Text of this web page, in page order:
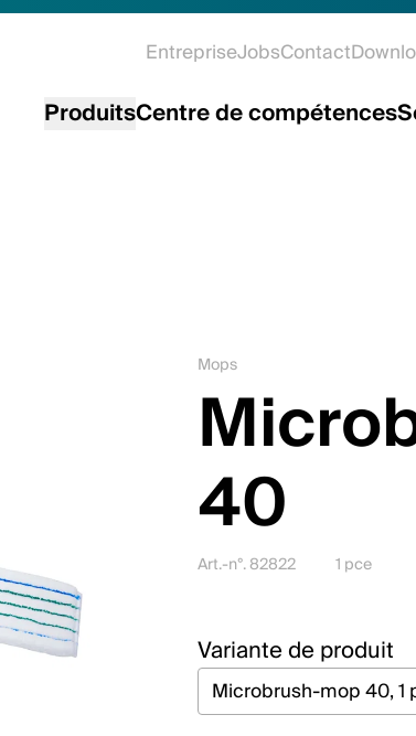
EntrepriseJobsContact
ProduitsCentre de compétences
Mops
40
Art.-n°. 82822 1 pce
Variante de produit